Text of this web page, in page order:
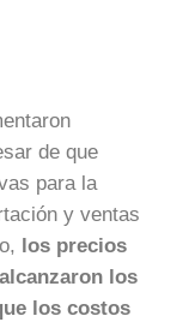
de que
para la
y ventas
los precios
los
los costos